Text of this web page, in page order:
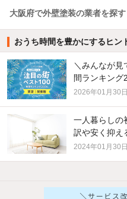
大阪府で外壁塗装の業者を探す
おうち時間を豊かにするヒン
＼みんなが見
間ランキング
2026年01月30日
一人暮らしの
訳や安く抑え
2024年01月30日